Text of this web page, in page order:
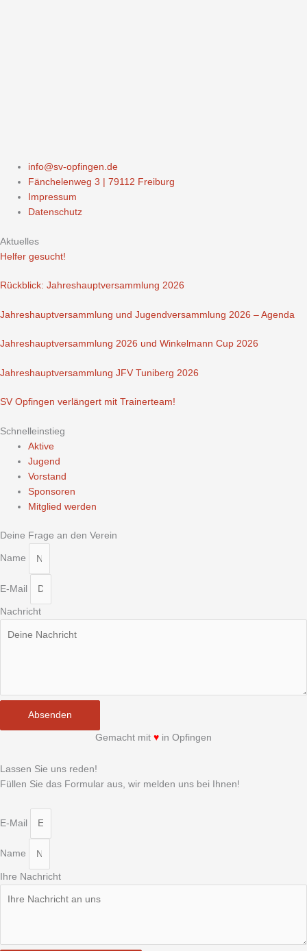
info@sv-opfingen.de
Fänchelenweg 3 | 79112 Freiburg
Impressum
Datenschutz
Aktuelles
Helfer gesucht!
Rückblick: Jahreshauptversammlung 2026
Jahreshauptversammlung und Jugendversammlung 2026 – Agenda
Jahreshauptversammlung 2026 und Winkelmann Cup 2026
Jahreshauptversammlung JFV Tuniberg 2026
SV Opfingen verlängert mit Trainerteam!
Schnelleinstieg
Aktive
Jugend
Vorstand
Sponsoren
Mitglied werden
Deine Frage an den Verein
Name
E-Mail
Nachricht
Absenden
Gemacht mit ♥ in Opfingen
Lassen Sie uns reden!
Füllen Sie das Formular aus, wir melden uns bei Ihnen!
E-Mail
Name
Ihre Nachricht